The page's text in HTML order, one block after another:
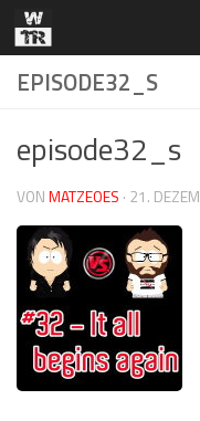
Zum Inhalt springen
EPISODE32_S
episode32_s
VONMATZEOES · 21.